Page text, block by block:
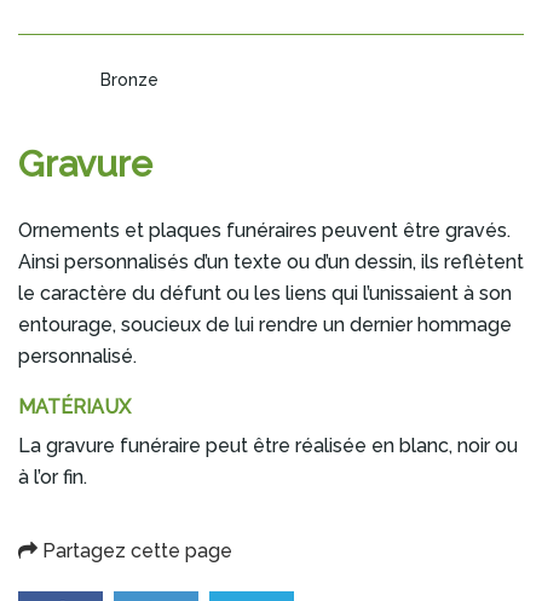
Bronze
Gravure
Ornements et plaques funéraires peuvent être gravés.
Ainsi personnalisés d’un texte ou d’un dessin, ils reflètent
le caractère du défunt ou les liens qui l’unissaient à son
entourage, soucieux de lui rendre un dernier hommage
personnalisé.
MATÉRIAUX
La gravure funéraire peut être réalisée en blanc, noir ou
à l’or fin.
Partagez cette page